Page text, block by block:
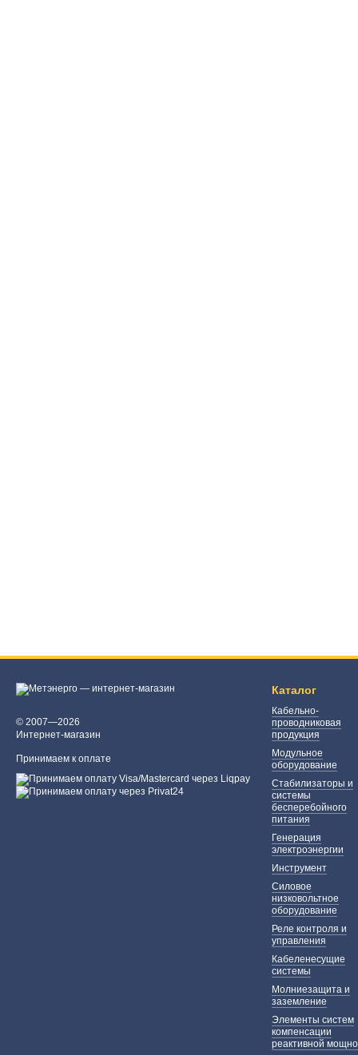
© 2007—2026
Интернет-магазин
Принимаем к оплате
Каталог
Кабельно-
проводниковая
продукция
Модульное
оборудование
Стабилизаторы и
системы
бесперебойного
питания
Генерация
электроэнергии
Инструмент
Силовое
низковольтное
оборудование
Реле контроля и
управления
Кабеленесущие
системы
Молниезащита и
заземление
Элементы систем
компенсации
реактивной